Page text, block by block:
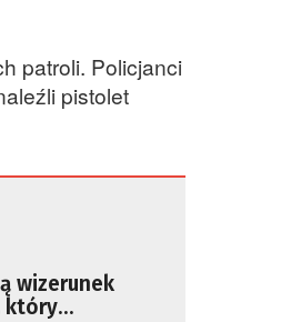
patroli. Policjanci
pistolet
wizerunek
który